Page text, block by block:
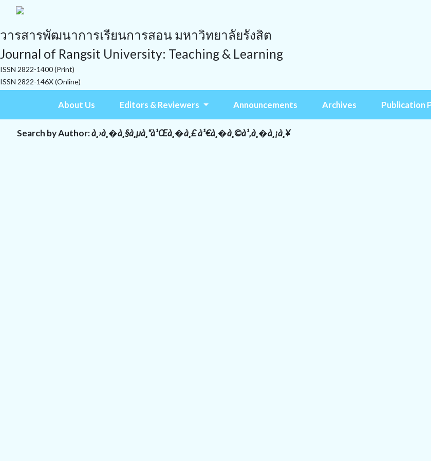
วารสารพัฒนาการเรียนการสอน มหาวิทยาลัยรังสิต
Journal of Rangsit University: Teaching & Learning
ISSN 2822-1400 (Print)
ISSN 2822-146X (Online)
About Us Editors & Reviewers Announcements Archives Publication
Search by Author:à¸›à¸�à¸§à¸µà¸“à¹Œà¸�à¸£ à¹€à¸�à¸©à¹‚à¸�à¸¡à¸¥